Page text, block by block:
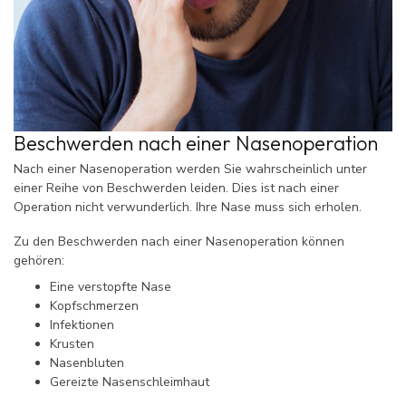
Beschwerden nach einer Nasenoperation
Nach einer Nasenoperation werden Sie wahrscheinlich unter
einer Reihe von Beschwerden leiden. Dies ist nach einer
Operation nicht verwunderlich. Ihre Nase muss sich erholen.
Zu den Beschwerden nach einer Nasenoperation können
gehören:
Eine verstopfte Nase
Kopfschmerzen
Infektionen
Krusten
Nasenbluten
Gereizte Nasenschleimhaut